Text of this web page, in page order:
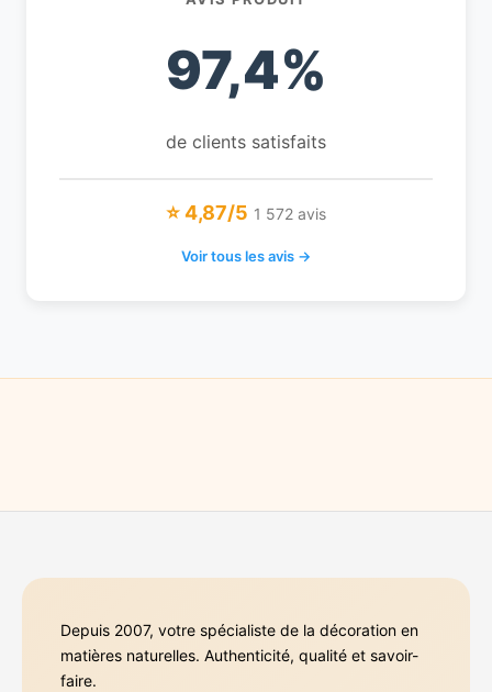
97,4%
de clients satisfaits
⭐ 4,87/5 1 572 avis
Voir tous les avis →
Depuis 2007, votre spécialiste de la décoration en
matières naturelles. Authenticité, qualité et savoir-
faire.